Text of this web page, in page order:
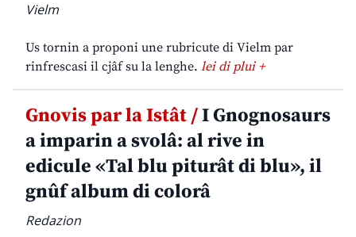
Vielm
Us tornin a proponi une rubricute di Vielm par
rinfrescasi il cjâf su la lenghe. lei di plui +
Gnovis par la Istât /I Gnognosaurs
a imparin a svolâ: al rive in
edicule «Tal blu piturât di blu», il
gnûf album di colorâ
Redazion